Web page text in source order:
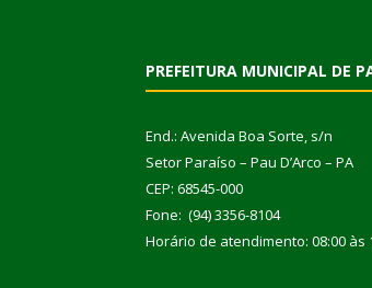
PREFEITURA MUNICIPAL DE
End.: Avenida Boa Sorte, s/n
Setor Paraíso – Pau D’Arco – PA
CEP: 68545-000
Fone: (94) 3356-8104
Horário de atendimento: 08:00 às